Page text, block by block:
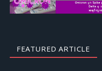
FEATURED ARTICLE